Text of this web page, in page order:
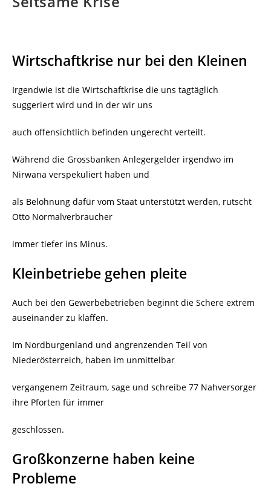
Wirtschaftkrise nur bei den Kleinen
Irgendwie ist die Wirtschaftkrise die uns tagtäglich
suggeriert wird und in der wir uns
auch offensichtlich befinden ungerecht verteilt.
Während die Grossbanken Anlegergelder irgendwo im
Nirwana verspekuliert haben und
als Belohnung dafür vom Staat unterstützt werden, rutscht
Otto Normalverbraucher
immer tiefer ins Minus.
Kleinbetriebe gehen pleite
Auch bei den Gewerbebetrieben beginnt die Schere extrem
auseinander zu klaffen.
Im Nordburgenland und angrenzenden Teil von
Niederösterreich, haben im unmittelbar
vergangenem Zeitraum, sage und schreibe 77 Nahversorger
ihre Pforten für immer
geschlossen.
Großkonzerne haben keine
Probleme